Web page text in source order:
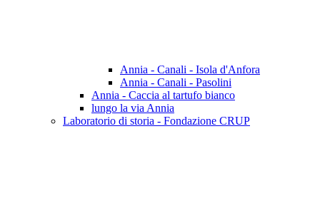
Annia - Canali - Isola d'Anfora
Annia - Canali - Pasolini
Annia - Caccia al tartufo bianco
lungo la via Annia
Laboratorio di storia - Fondazione CRUP